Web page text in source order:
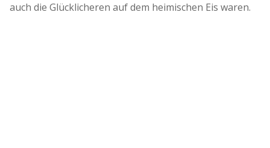
auch die Glücklicheren auf dem heimischen Eis waren.